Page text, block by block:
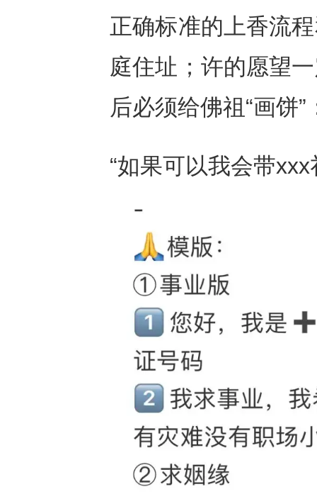
正确标准的上香流
庭住址；许的愿望
后必须给佛祖“画饼”
“如果可以我会带